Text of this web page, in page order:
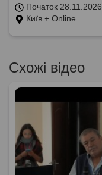
Початок 28.11.2026
Київ + Online
Схожі відео